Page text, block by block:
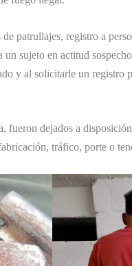
patrullajes, registro a
sujeto en actitud
y al solicitarle un registro
fueron dejados a
tráfico, porte o